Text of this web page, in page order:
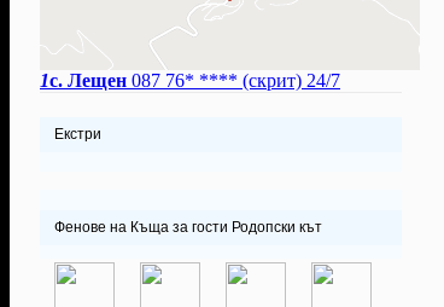
1с. Лещен 087 76* **** (скрит) 24/7
Екстри
Фенове на Къща за гости Родопски кът